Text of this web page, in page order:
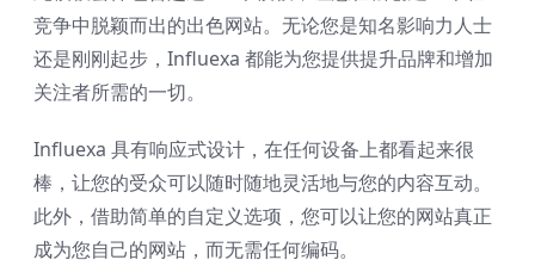
竞争中脱颖而出的出色网站。无论您是知名影响力人士
还是刚刚起步，Influexa 都能为您提供提升品牌和增加
关注者所需的一切。
Influexa 具有响应式设计，在任何设备上都看起来很
棒，让您的受众可以随时随地灵活地与您的内容互动。
此外，借助简单的自定义选项，您可以让您的网站真正
成为您自己的网站，而无需任何编码。